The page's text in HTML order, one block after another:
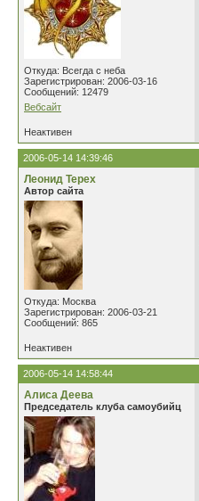
Откуда: Всегда с неба
Зарегистрирован: 2006-03-16
Сообщений: 12479
Вебсайт
Неактивен
2006-05-14 14:39:46
Леонид Терех
Автор сайта
Откуда: Москва
Зарегистрирован: 2006-03-21
Сообщений: 865
Неактивен
2006-05-14 14:58:44
Алиса Деева
Председатель клуба самоубийц